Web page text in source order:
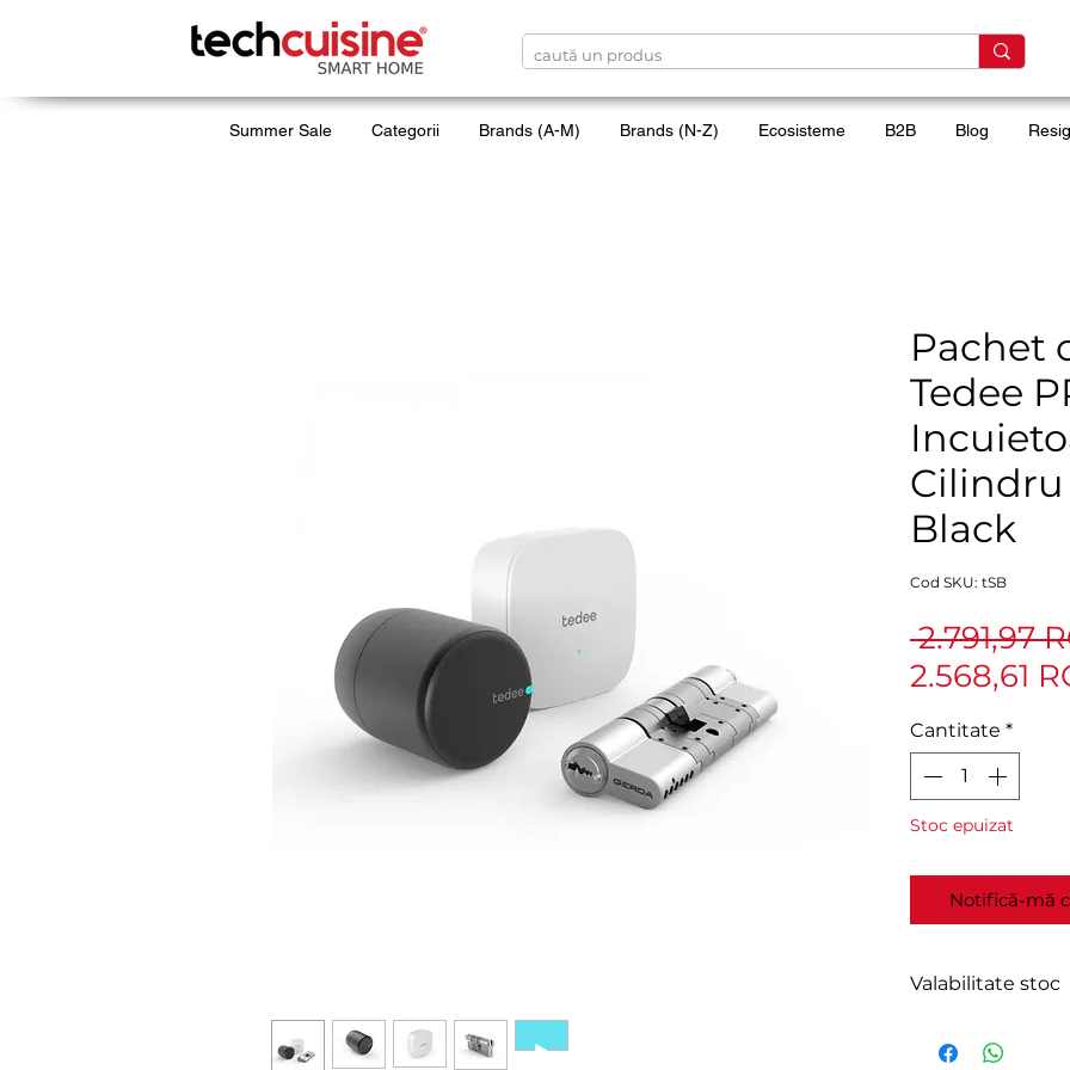
Summer Sale Categorii Brands (A-M) Brands (N-Z) Ecosisteme B2B Blog
Pachet
Tedee
Black
Cod SKU: tSB
2.791,97
2.568,61
Cantitate *
Stoc epuizat
Notifică-mă
Valabilitate stoc
Livrare în 24-48h.